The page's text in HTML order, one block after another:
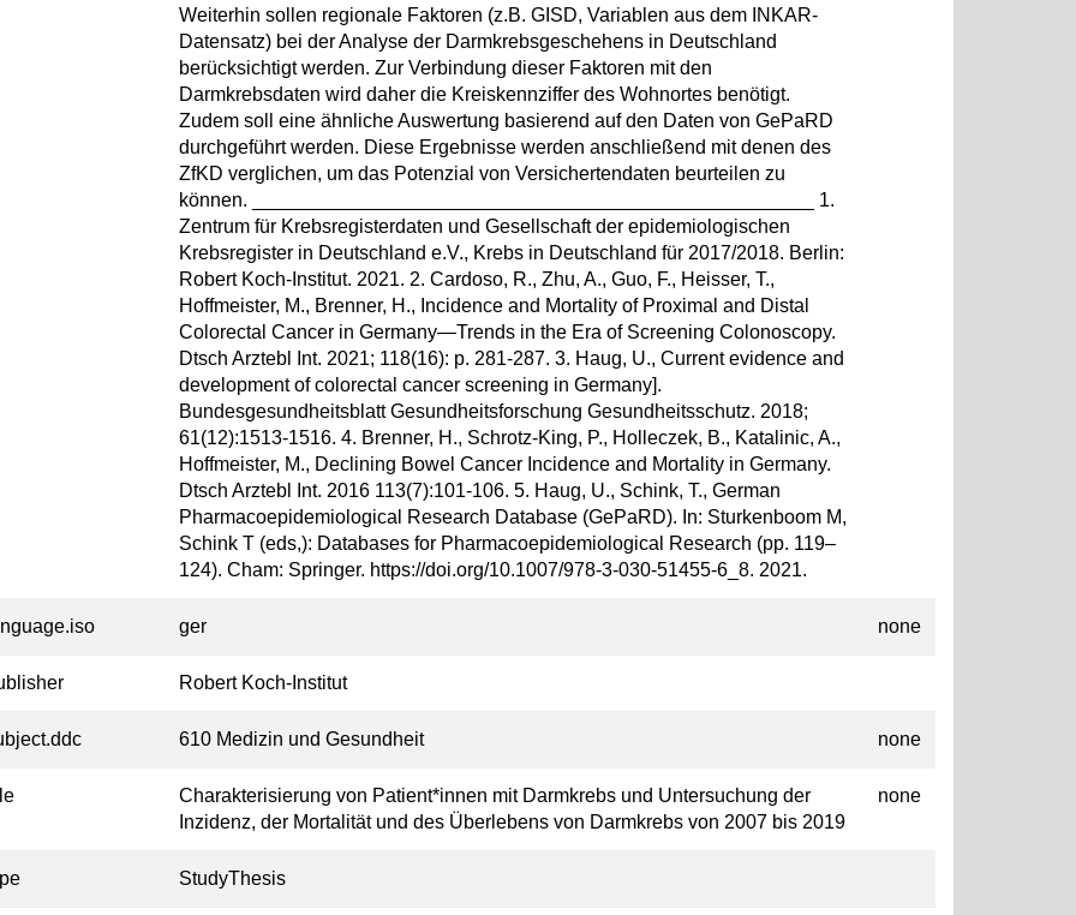
Weiterhin sollen regionale Faktoren (z.B. GISD, Variablen aus dem INKAR-
Datensatz) bei der Analyse der Darmkrebsgeschehens in Deutschland
berücksichtigt werden. Zur Verbindung dieser Faktoren mit den
Darmkrebsdaten wird daher die Kreiskennziffer des Wohnortes benötigt.
Zudem soll eine ähnliche Auswertung basierend auf den Daten von GePaRD
durchgeführt werden. Diese Ergebnisse werden anschließend mit denen des
ZfKD verglichen, um das Potenzial von Versichertendaten beurteilen zu
können. ____________________________________________________ 1.
Zentrum für Krebsregisterdaten und Gesellschaft der epidemiologischen
Krebsregister in Deutschland e.V., Krebs in Deutschland für 2017/2018. Berlin:
Robert Koch-Institut. 2021. 2. Cardoso, R., Zhu, A., Guo, F., Heisser, T.,
Hoffmeister, M., Brenner, H., Incidence and Mortality of Proximal and Distal
Colorectal Cancer in Germany—Trends in the Era of Screening Colonoscopy.
Dtsch Arztebl Int. 2021; 118(16): p. 281-287. 3. Haug, U., Current evidence and
development of colorectal cancer screening in Germany].
Bundesgesundheitsblatt Gesundheitsforschung Gesundheitsschutz. 2018;
61(12):1513-1516. 4. Brenner, H., Schrotz-King, P., Holleczek, B., Katalinic, A.,
Hoffmeister, M., Declining Bowel Cancer Incidence and Mortality in Germany.
Dtsch Arztebl Int. 2016 113(7):101-106. 5. Haug, U., Schink, T., German
Pharmacoepidemiological Research Database (GePaRD). In: Sturkenboom M,
Schink T (eds,): Databases for Pharmacoepidemiological Research (pp. 119–
124). Cham: Springer. https://doi.org/10.1007/978-3-030-51455-6_8. 2021.
ger none
Robert Koch-Institut
610 Medizin und Gesundheit none
Charakterisierung von Patient*innen mit Darmkrebs und Untersuchung der
Inzidenz, der Mortalität und des Überlebens von Darmkrebs von 2007 bis 2019
none
StudyThesis